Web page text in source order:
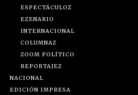
ESPECTÁCULOZ
EZENARIO
INTERNACIONAL
COLUMNAZ
ZOOM POLÍTICO
REPORTAJEZ
NACIONAL
EDICIÓN IMPRESA